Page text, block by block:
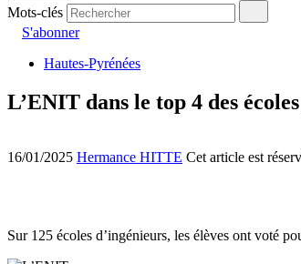
Mots-clés
S'abonner
Hautes-Pyrénées
L’ENIT dans le top 4 des
16/01/2025 Hermance HITTE Cet article est
Sur 125 écoles d’ingénieurs, les élèves ont voté